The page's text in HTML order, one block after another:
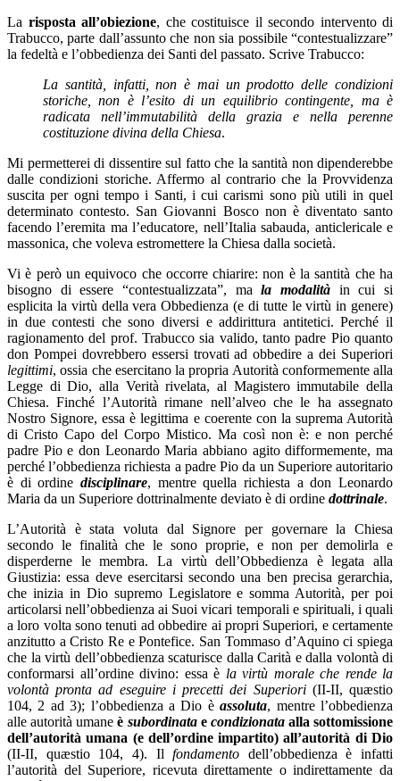
La risposta all’obiezione, che costituisce il secondo intervento di
Trabucco, parte dall’assunto che non sia possibile “contestualizzare”
la fedeltà e l’obbedienza dei Santi del passato. Scrive Trabucco:
La santità, infatti, non è mai un prodotto delle condizioni
storiche, non è l’esito di un equilibrio contingente, ma è
radicata nell’immutabilità della grazia e nella perenne
costituzione divina della Chiesa.
Mi permetterei di dissentire sul fatto che la santità non dipenderebbe
dalle condizioni storiche. Affermo al contrario che la Provvidenza
suscita per ogni tempo i Santi, i cui carismi sono più utili in quel
determinato contesto. San Giovanni Bosco non è diventato santo
facendo l’eremita ma l’educatore, nell’Italia sabauda, anticlericale e
massonica, che voleva estromettere la Chiesa dalla società.
Vi è però un equivoco che occorre chiarire: non è la santità che ha
bisogno di essere “contestualizzata”, mala modalità in cui si
esplicita la virtù della vera Obbedienza (e di tutte le virtù in genere)
in due contesti che sono diversi e addirittura antitetici. Perché il
ragionamento del prof. Trabucco sia valido, tanto padre Pio quanto
don Pompei dovrebbero essersi trovati ad obbedire a dei Superiori
legittimi, ossia che esercitano la propria Autorità conformemente alla
Legge di Dio, alla Verità rivelata, al Magistero immutabile della
Chiesa. Finché l’Autorità rimane nell’alveo che le ha assegnato
Nostro Signore, essa è legittima e coerente con la suprema Autorità
di Cristo Capo del Corpo Mistico. Ma così non è: e non perché
padre Pio e don Leonardo Maria abbiano agito difformemente, ma
perché l’obbedienza richiesta a padre Pio da un Superiore autoritario
è di ordine disciplinare, mentre quella richiesta a don Leonardo
Maria da un Superiore dottrinalmente deviato è di ordine dottrinale.
L’Autorità è stata voluta dal Signore per governare la Chiesa
secondo le finalità che le sono proprie, e non per demolirla e
disperderne le membra. La virtù dell’Obbedienza è legata alla
Giustizia: essa deve esercitarsi secondo una ben precisa gerarchia,
che inizia in Dio supremo Legislatore e somma Autorità, per poi
articolarsi nell’obbedienza ai Suoi vicari temporali e spirituali, i quali
a loro volta sono tenuti ad obbedire ai propri Superiori, e certamente
anzitutto a Cristo Re e Pontefice. San Tommaso d’Aquino ci spiega
che la virtù dell’obbedienza scaturisce dalla Carità e dalla volontà di
conformarsi all’ordine divino: essa è la virtù morale che rende la
volontà pronta ad eseguire i precetti dei Superiori(II-II, quæstio
104, 2 ad 3); l’obbedienza a Dio èassoluta, mentre l’obbedienza
alle autorità umaneè subordinatae condizionataalla sottomissione
dell’autorità umana (e dell’ordine impartito) all’autorità di Dio
(II-II, quæstio 104, 4). Ilfondamento dell’obbedienza è infatti
l’autorità del Superiore, ricevuta direttamente o indirettamente da